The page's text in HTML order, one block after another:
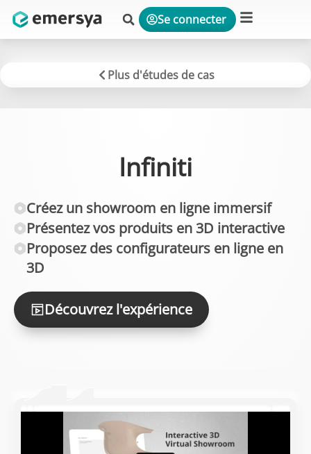
Se connecter
Plus d'études de cas
Infiniti
Créez un showroom en ligne immersif
Présentez vos produits en 3D interactive
Proposez des configurateurs en ligne en
3D
Découvrez l'expérience